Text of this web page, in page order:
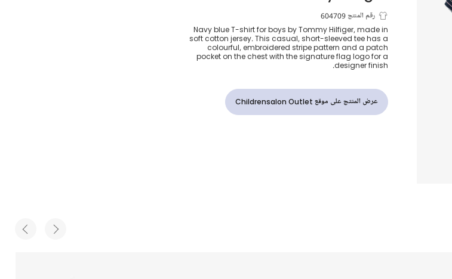
تيشيرت مخطط لون
كحلي للأولاد
رقم المنتج 604709
Navy blue T-shirt for boys by Tommy Hilfiger, made in
soft cotton jersey. This casual, short-sleeved tee has a
colourful, embroidered stripe pattern and a patch
pocket on the chest with the signature flag logo for a
designer finish.
عرض المنتج على موقع Childrensalon Outlet